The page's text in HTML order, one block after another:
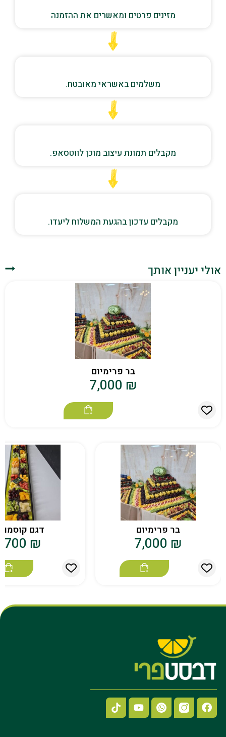
מזינים פרטים ומאשרים את ההזמנה
משלמים באשראי מאובטח.
מקבלים תמונת עיצוב מוכן לווטסאפ.
מקבלים עדכון בהגעת המשלוח ליעדו.
אולי יעניין אותך
בר פרימיום
7,000 ₪
בר פרימיום
7,000 ₪
דגם קוסמוי
700 ₪